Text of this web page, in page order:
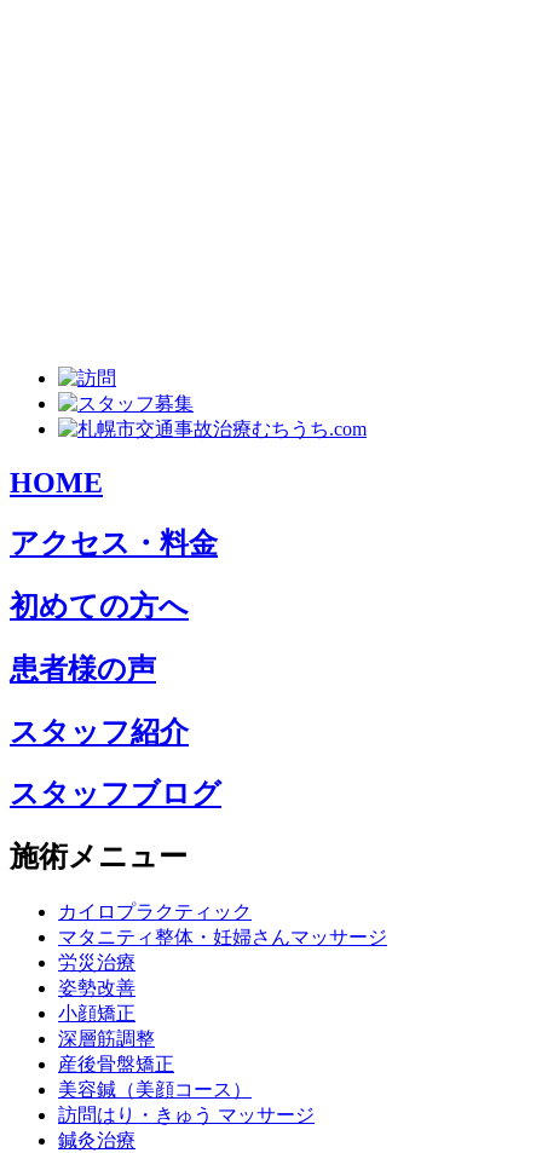
HOME
アクセス・料金
初めての方へ
患者様の声
スタッフ紹介
スタッフブログ
施術メニュー
カイロプラクティック
マタニティ整体・妊婦さんマッサージ
労災治療
姿勢改善
小顔矯正
深層筋調整
産後骨盤矯正
美容鍼（美顔コース）
訪問はり・きゅう マッサージ
鍼灸治療